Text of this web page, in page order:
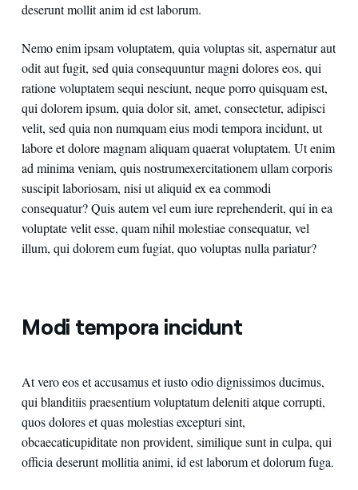
deserunt mollit anim id est laborum.
Nemo enim ipsam voluptatem, quia voluptas sit, aspernatur aut
odit aut fugit, sed quia consequuntur magni dolores eos, qui
ratione voluptatem sequi nesciunt, neque porro quisquam est,
qui dolorem ipsum, quia dolor sit, amet, consectetur, adipisci
velit, sed quia non numquam eius modi tempora incidunt, ut
labore et dolore magnam aliquam quaerat voluptatem. Ut enim
ad minima veniam, quis nostrumexercitationem ullam corporis
suscipit laboriosam, nisi ut aliquid ex ea commodi
consequatur? Quis autem vel eum iure reprehenderit, qui in ea
voluptate velit esse, quam nihil molestiae consequatur, vel
illum, qui dolorem eum fugiat, quo voluptas nulla pariatur?
Modi tempora incidunt
At vero eos et accusamus et iusto odio dignissimos ducimus,
qui blanditiis praesentium voluptatum deleniti atque corrupti,
quos dolores et quas molestias excepturi sint,
obcaecaticupiditate non provident, similique sunt in culpa, qui
officia deserunt mollitia animi, id est laborum et dolorum fuga.